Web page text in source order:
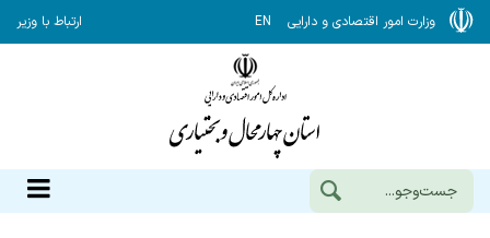
وزارت امور اقتصادی و دارایی EN ارتباط با وزیر